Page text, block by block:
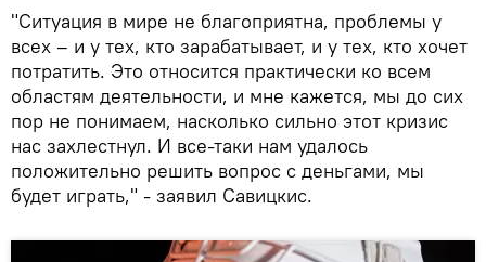
"Ситуация в мире не благоприятна, проблемы у
всех – и у тех, кто зарабатывает, и у тех, кто хочет
потратить. Это относится практически ко всем
областям деятельности, и мне кажется, мы до сих
пор не понимаем, насколько сильно этот кризис
нас захлестнул. И все-таки нам удалось
положительно решить вопрос с деньгами, мы
будет играть," - заявил Савицкис.